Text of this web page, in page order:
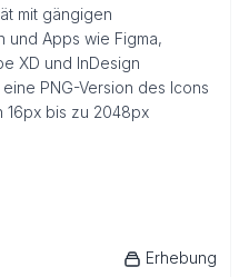
mit gängigen
und Apps wie Figma,
XD und InDesign
PNG-Version des Icons
bis zu 2048px
Erhebung